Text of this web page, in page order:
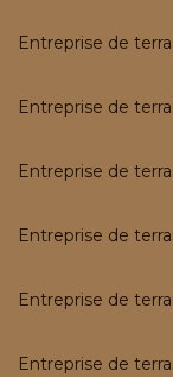
Entreprise de
Entreprise de
Entreprise de
Entreprise de
Entreprise de
Entreprise de